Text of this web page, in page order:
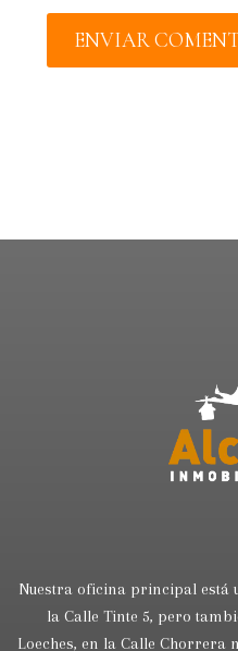
ENVIAR
Nuestra oficina principal está
la Calle Tinte 5, pero
Loeches, en la Calle Chorrera